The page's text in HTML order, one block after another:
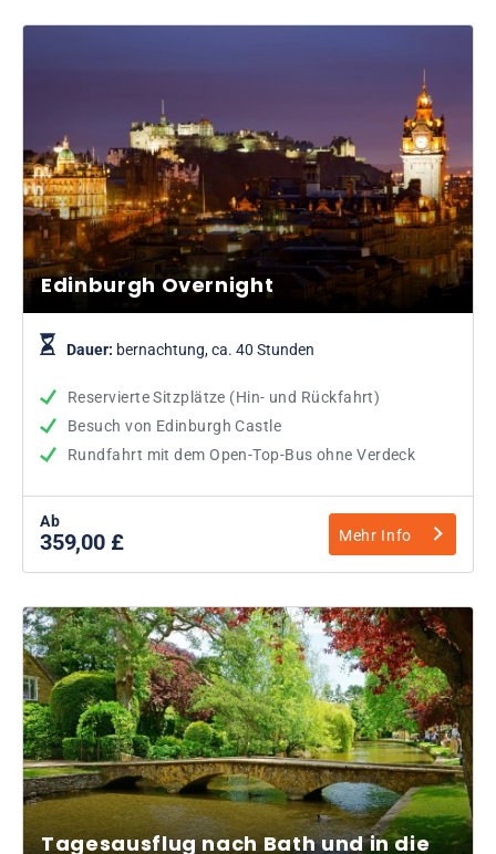
Edinburgh Overnight
Dauer: bernachtung, ca. 40 Stunden
Reservierte Sitzplätze (Hin- und Rückfahrt)
Besuch von Edinburgh Castle
Rundfahrt mit dem Open-Top-Bus ohne Verdeck
Ab
359,00 £ Mehr Info
Tagesausflug nach Bath und in die